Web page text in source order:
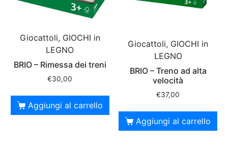
Giocattoli, GIOCHI in
LEGNO
BRIO – Rimessa dei treni
€30,00
Aggiungi al carrello
Giocattoli, GIOCHI in
LEGNO
BRIO – Treno ad alta
velocità
€37,00
Aggiungi al carrello